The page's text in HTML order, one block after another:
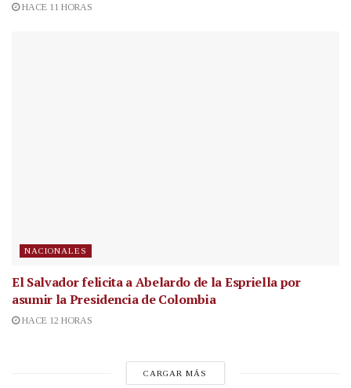
HACE 11 HORAS
NACIONALES
El Salvador felicita a Abelardo de la Espriella por
asumir la Presidencia de Colombia
HACE 12 HORAS
CARGAR MÁS